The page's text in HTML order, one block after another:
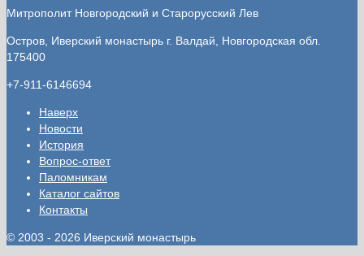
Митрополит Новгородский и Старорусский Лев
Остров, Иверский монастырь г. Валдай, Новгородская обл.
175400
+7-911-6146694
Наверх
Новости
История
Вопрос-ответ
Паломникам
Каталог сайтов
Контакты
© 2003 - 2026 Иверский монастырь